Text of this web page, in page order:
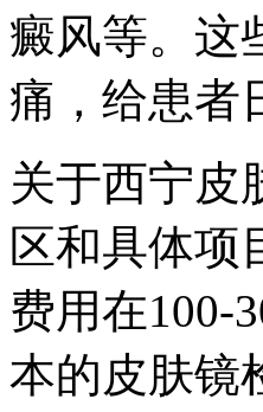
癜风等。这
痛，给患者
关于西宁皮
区和具体项
费用在100-
本的皮肤镜